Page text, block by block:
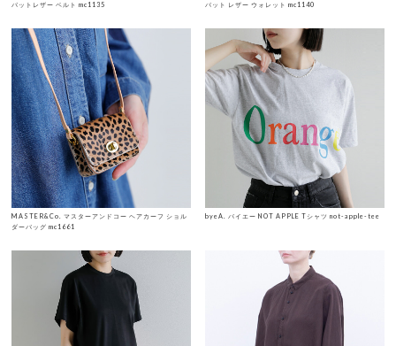
バットレザー ベルト mc1135
バット レザー ウォレット mc1140
MASTER&Co. マスターアンドコー ヘアカーフ ショル
ダーバッグ mc1661
byeA. バイエー NOT APPLE Tシャツ not-apple-tee